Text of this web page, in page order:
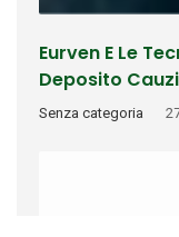
Eurven E Le
Deposito
Senza categoria